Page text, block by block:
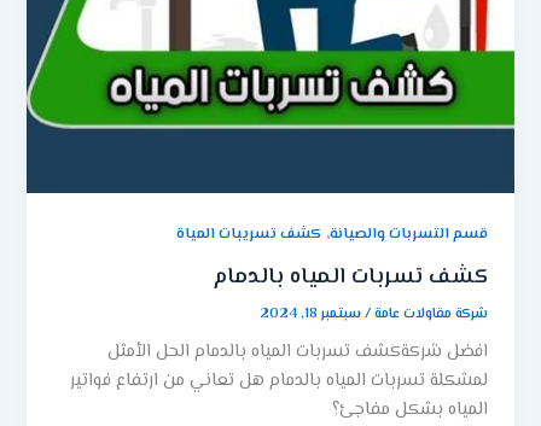
قسم التسربات والصيانة, كشف تسريبات المياة
كشف تسربات المياه بالدمام
شركة مقاولات عامة/سبتمبر 18, 2024
افضل شركةكشف تسربات المياه بالدمام الحل الأمثل
لمشكلة تسربات المياه بالدمام هل تعاني من ارتفاع فواتير
المياه بشكل مفاجئ؟